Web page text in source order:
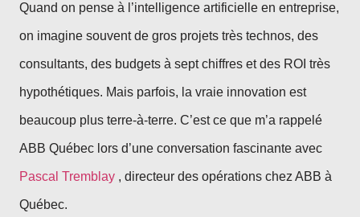
Quand on pense à l’intelligence artificielle en entreprise,
on imagine souvent de gros projets très technos, des
consultants, des budgets à sept chiffres et des ROI très
hypothétiques. Mais parfois, la vraie innovation est
beaucoup plus terre-à-terre. C’est ce que m’a rappelé
ABB Québec lors d’une conversation fascinante avec
Pascal Tremblay , directeur des opérations chez ABB à
Québec.